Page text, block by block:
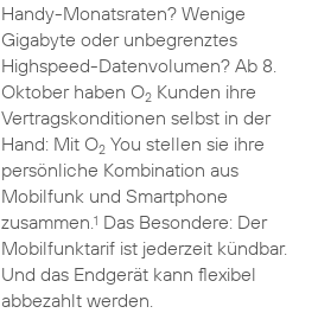
Handy-Monatsraten? Wenige
Gigabyte oder unbegrenztes
Highspeed-Datenvolumen? Ab 8.
Oktober haben O2Kunden ihre
Vertragskonditionen selbst in der
Hand: Mit O2You stellen sie ihre
persönliche Kombination aus
Mobilfunk und Smartphone
zusammen.1 Das Besondere: Der
Mobilfunktarif ist jederzeit kündbar.
Und das Endgerät kann flexibel
abbezahlt werden.